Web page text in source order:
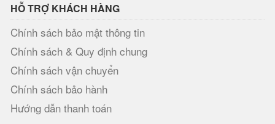
HỖ TRỢ KHÁCH HÀNG
Chính sách bảo mật thông tin
Chính sách & Quy định chung
Chính sách vận chuyển
Chính sách bảo hành
Hướng dẫn thanh toán